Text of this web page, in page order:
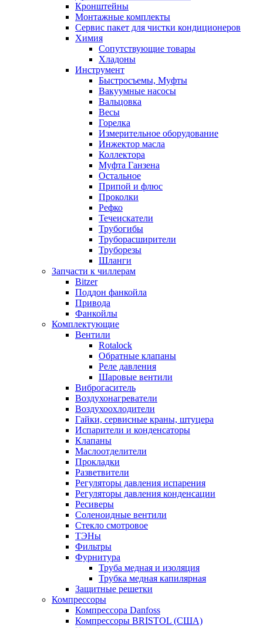
Кронштейны
Монтажные комплекты
Сервис пакет для чистки кондиционеров
Химия
Сопутствующие товары
Хладоны
Инструмент
Быстросъемы, Муфты
Вакуумные насосы
Вальцовка
Весы
Горелка
Измерительное оборудование
Инжектор масла
Коллектора
Муфта Ганзена
Остальное
Припой и флюс
Проколки
Рефко
Течеискатели
Трубогибы
Труборасширители
Труборезы
Шланги
Запчасти к чиллерам
Bitzer
Поддон фанкойла
Привода
Фанкойлы
Комплектующие
Вентили
Rotalock
Обратные клапаны
Реле давления
Шаровые вентили
Виброгаситель
Воздухонагреватели
Воздухоохлодители
Гайки, сервисные краны, штуцера
Испарители и конденсаторы
Клапаны
Маслоотделители
Прокладки
Разветвители
Регуляторы давления испарения
Регуляторы давления конденсации
Ресиверы
Соленоидные вентили
Стекло смотровое
ТЭНы
Фильтры
Фурнитура
Труба медная и изоляция
Трубка медная капилярная
Защитные решетки
Компрессоры
Компрессора Danfoss
Компрессоры BRISTOL (США)